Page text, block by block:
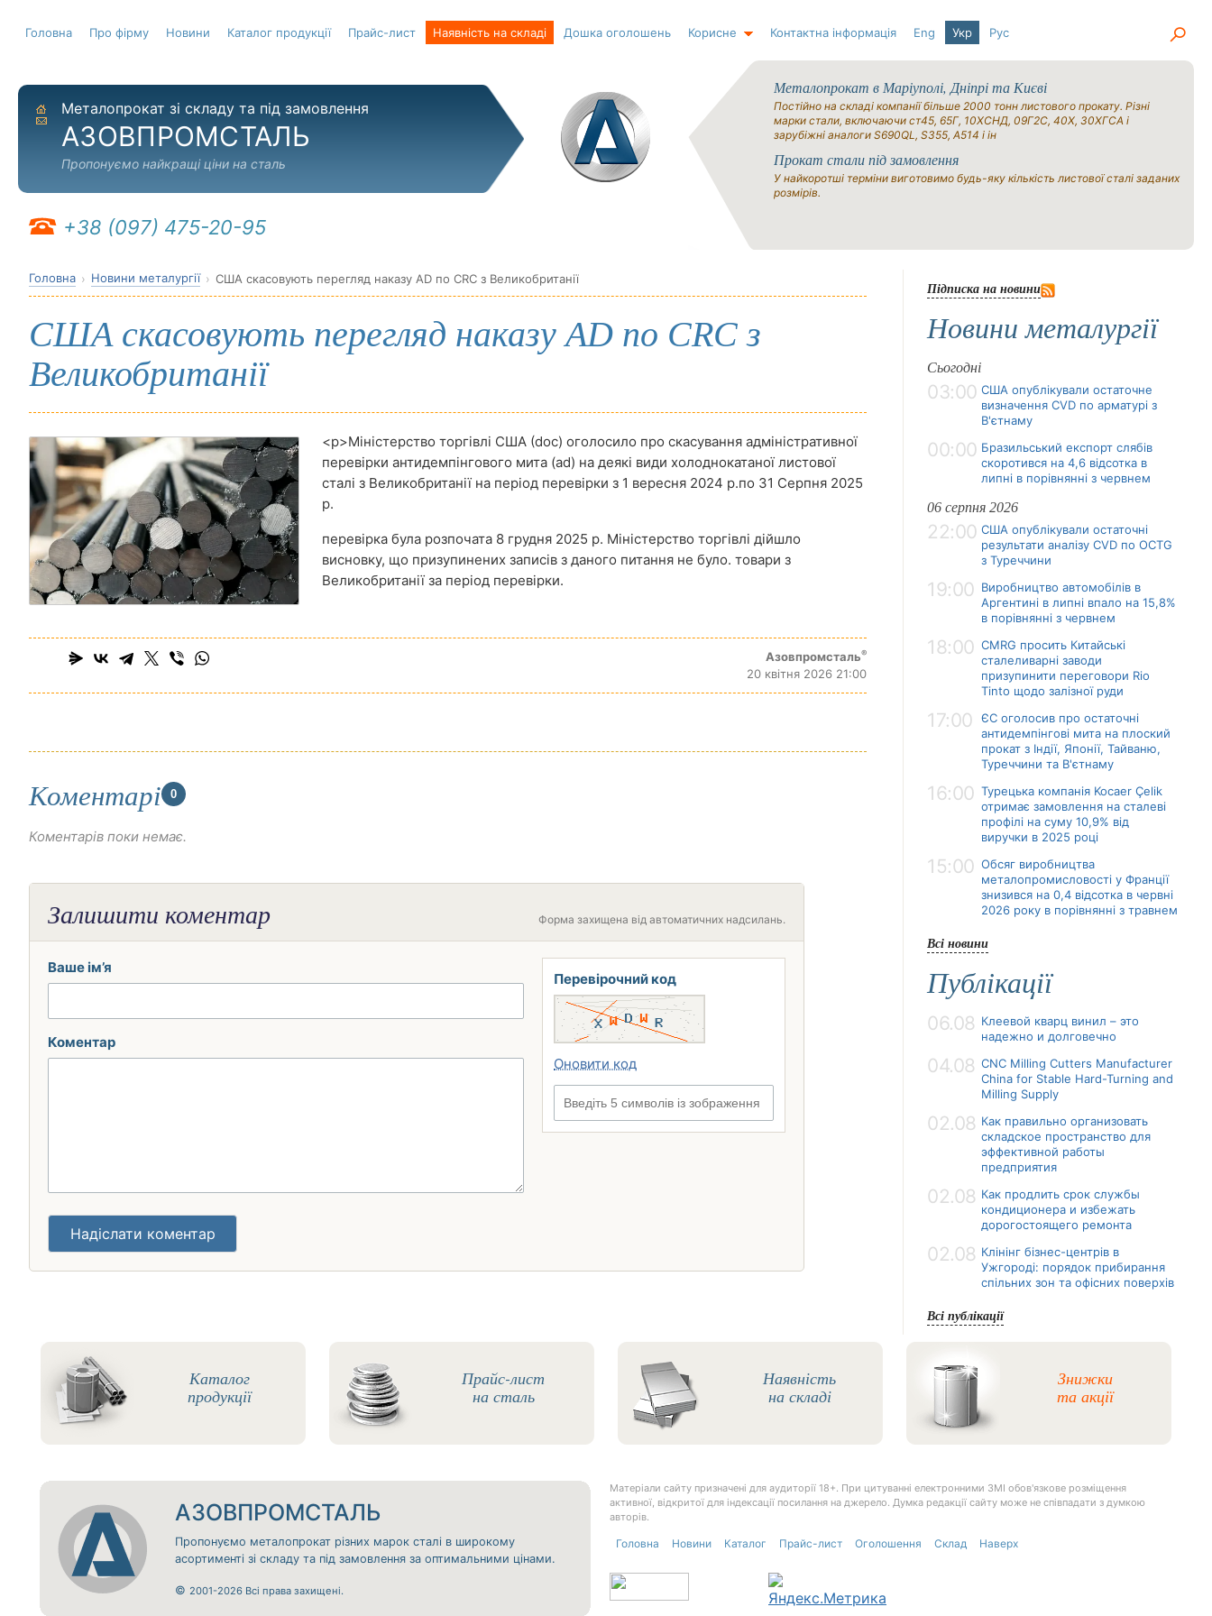
Головна Про фірму Новини Каталог продукції Прайс-лист Наявність на складі Дошка оголошень Корисне Контактна інформація Eng Укр Рус
На головну
Надіслати листа
Металопрокат зі складу та під замовлення
АЗОВПРОМСТАЛЬ
Пропонуємо найкращі ціни на сталь
+38 (097) 475-20-95
Металопрокат в Маріуполі, Дніпрі та Києві
Постійно на складі компанії більше 2000 тонн листового прокату. Різні
марки стали, включаючи ст45, 65Г, 10ХСНД, 09Г2С, 40Х, 30ХГСА і
зарубіжні аналоги S690QL, S355, A514 і ін
Прокат стали під замовлення
У найкоротші терміни виготовимо будь-яку кількість листової сталі заданих
розмірів.
Головна Новини металургії США скасовують перегляд наказу AD по CRC з Великобританії
США скасовують перегляд наказу AD по CRC з
Великобританії
<p>Міністерство торгівлі США (doc) оголосило про скасування адміністративної
перевірки антидемпінгового мита (ad) на деякі види холоднокатаної листової
сталі з Великобританії на період перевірки з 1 вересня 2024 р.по 31 Серпня 2025
р.
перевірка була розпочата 8 грудня 2025 р. Міністерство торгівлі дійшло
висновку, що призупинених записів з даного питання не було. товари з
Великобританії за період перевірки.
Азовпромсталь®
20 квітня 2026 21:00
Коментарі 0
Коментарів поки немає.
Залишити коментар Форма захищена від автоматичних надсилань.
Ваше ім’я
Коментар
Перевірочний код
Оновити код
Надіслати коментар
Підписка на новини
Новини металургії
Сьогодні
03:00 США опублікували остаточне
визначення CVD по арматурі з
В'єтнаму
00:00 Бразильський експорт слябів
скоротився на 4,6 відсотка в
липні в порівнянні з червнем
06 серпня 2026
22:00 США опублікували остаточні
результати аналізу CVD по OCTG
з Туреччини
19:00 Виробництво автомобілів в
Аргентині в липні впало на 15,8%
в порівнянні з червнем
18:00 CMRG просить Китайські
сталеливарні заводи
призупинити переговори Rio
Tinto щодо залізної руди
17:00
ЄС оголосив про остаточні
антидемпінгові мита на плоский
прокат з Індії, Японії, Тайваню,
Туреччини та В'єтнаму
16:00 Турецька компанія Kocaer Çelik
отримає замовлення на сталеві
профілі на суму 10,9% від
виручки в 2025 році
15:00 Обсяг виробництва
металопромисловості у Франції
знизився на 0,4 відсотка в червні
2026 року в порівнянні з травнем
Всі новини
Публікації
06.08 Клеевой кварц винил – это
надежно и долговечно
04.08 CNC Milling Cutters Manufacturer
China for Stable Hard-Turning and
Milling Supply
02.08 Как правильно организовать
складское пространство для
эффективной работы
предприятия
02.08 Как продлить срок службы
кондиционера и избежать
дорогостоящего ремонта
02.08 Клінінг бізнес-центрів в
Ужгороді: порядок прибирання
спільних зон та офісних поверхів
Всі публікації
Каталог
продукції
Прайс-лист
на сталь
Наявність
на складі
Знижки
та акції
АЗОВПРОМСТАЛЬ
Пропонуємо металопрокат різних марок сталі в широкому
асортименті зі складу та під замовлення за оптимальними цінами.
© 2001-2026 Всі права захищені.
Матеріали сайту призначені для аудиторії 18+. При цитуванні електронними ЗМІ обов'язкове розміщення
активної, відкритої для індексації посилання на джерело. Думка редакції сайту може не співпадати з думкою
авторів.
Головна Новини Каталог Прайс-лист Оголошення Склад Наверх